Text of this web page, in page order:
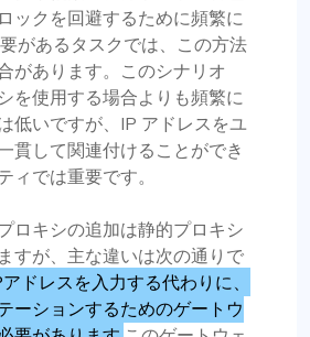
ックを回避するために頻繁に
があるタスクでは、この方法
があります。このシナリオ
を使用する場合よりも頻繁に
低いですが、IP アドレスをユ
貫して関連付けることができ
ィでは重要です。
ロキシの追加は静的プロキシ
すが、主な違いは次の通りで
ドレスを入力する代わりに、
ーションするためのゲートウ